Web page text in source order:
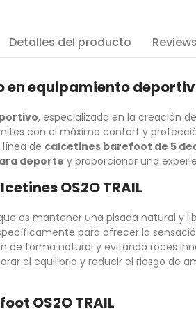
Detalles del producto
en equipamiento
, especializada en la creación
con el máximo confort y
de calcetines barefoot de 5
deporte y proporcionar una
OS2O TRAIL
es mantener una pisada natural y
para ofrecer la
de forma natural y evitando roces
el equilibrio y reducir el riesgo de
OS2O TRAIL